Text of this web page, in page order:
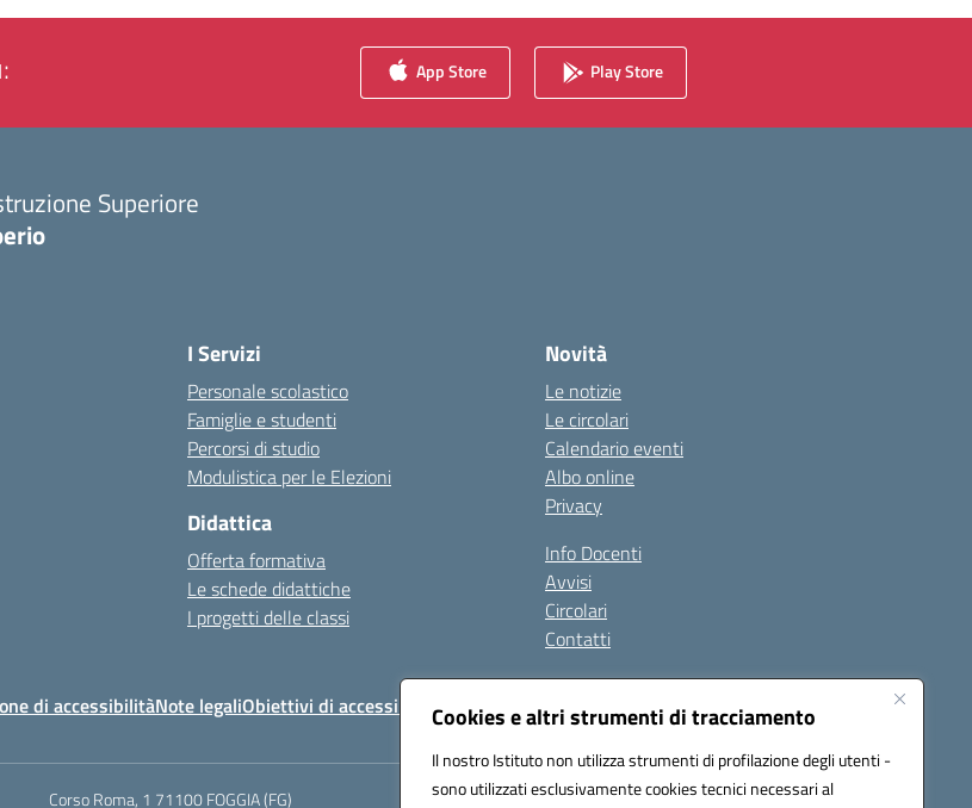
Cookies e altri strumenti di tracciamento
Il nostro Istituto non utilizza strumenti di profilazione degli utenti -
sono utilizzati esclusivamente cookies tecnici necessari al
App Store Play Store
Superiore
I Servizi
Personale scolastico
Famiglie e studenti
Percorsi di studio
Modulistica per le Elezioni
Didattica
Offerta formativa
Le schede didattiche
I progetti delle classi
Novità
Le notizie
Le circolari
Calendario eventi
Albo online
Privacy
Info Docenti
Avvisi
Circolari
Contatti
di accessibilitàNote legaliObiettivi di accessibilità Seguici su:
Corso Roma, 1 71100 FOGGIA (FG)